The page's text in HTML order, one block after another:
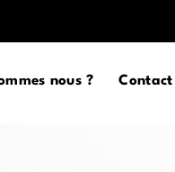
nous ? Contact